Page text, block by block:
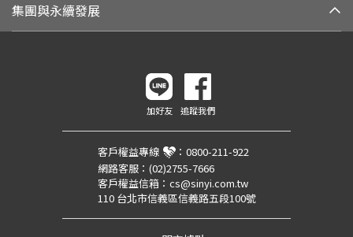
集團與永續發展
加好友 追蹤我們
客戶權益專線 ： 0800-211-922
網路客服： (02)2755-7666
客戶權益信箱： cs@sinyi.com.tw
110 台北市信義區信義路五段100號